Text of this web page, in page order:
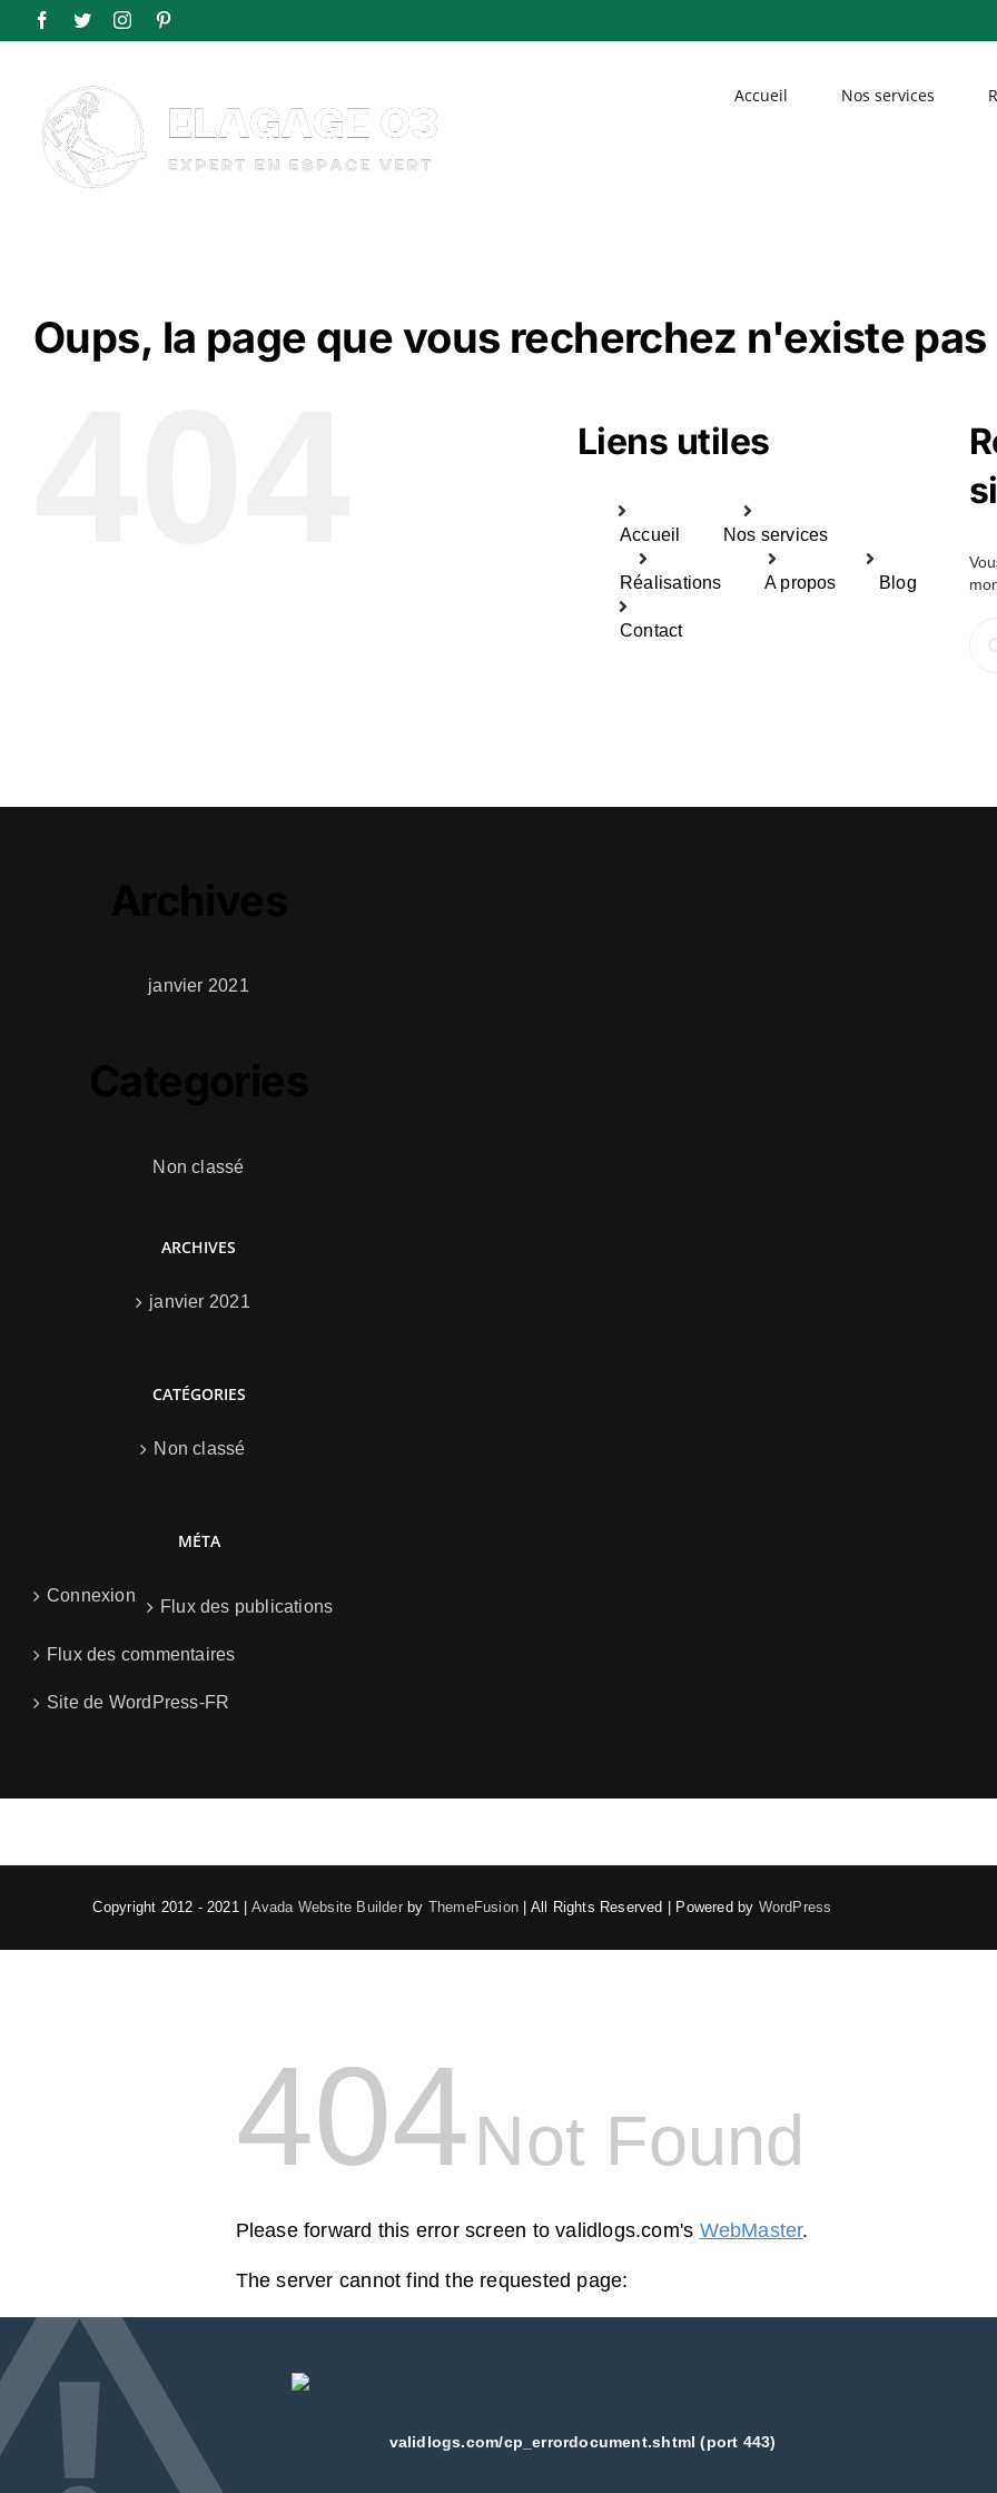
Passer
Facebook
TwitterInstagramPinterest
Accueil Nos services
Oups, la page que vous recherchez n'existe pas
Liens utiles
Accueil Nos services
Réalisations A propos Blog
Contact
janvier 2021
Non classé
ARCHIVES
janvier 2021
CATÉGORIES
Non classé
MÉTA
Connexion
Flux des publications
Flux des commentaires
Site de WordPress-FR
Copyright 2012 - 2021 | Avada Website Builderby ThemeFusion | All Rights Reserved | Powered by WordPress
404Not Found
Please forward this error screen to validlogs.com's WebMaster.
The server cannot find the requested page:
validlogs.com/cp_errordocument.shtml (port 443)